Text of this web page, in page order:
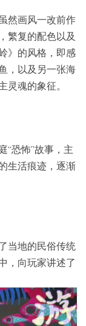
然画风一改前作
繁复的配色以及
》的风格，即感
，以及另一张海
灵魂的象征。
“恐怖”故事，主
生活痕迹，逐渐
当地的民俗传统
，向玩家讲述了